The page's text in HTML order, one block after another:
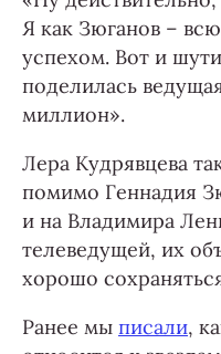
Я как Зюганов –
успехом. Вот и
поделилась
миллион».
Лера Кудрявцева
помимо Геннадия
и на Владимира
телеведущей, их
хорошо
Ранее мы писали,